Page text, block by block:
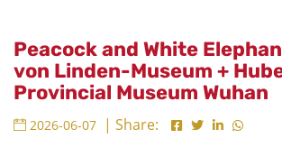
Peacock and White
von Linden-Museum +
Provincial Museum Wuhan
2026-06-07 | Share: